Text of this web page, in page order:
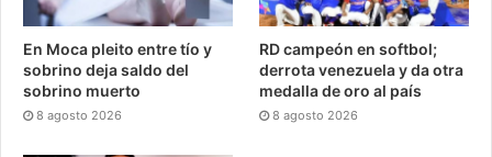
En Moca pleito entre tío y
sobrino deja saldo del
sobrino muerto
8 agosto 2026
RD campeón en softbol;
derrota venezuela y da otra
medalla de oro al país
8 agosto 2026